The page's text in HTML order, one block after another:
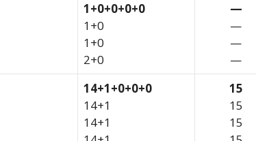
1+0+0+0+0
1+0
1+0
2+0
—
—
—
—
14+1+0+0+0
14+1
14+1
15
15
15